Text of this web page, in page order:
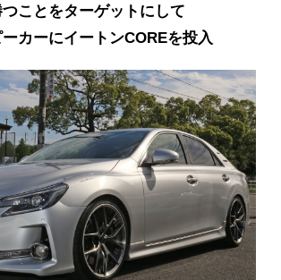
ことをターゲットにして
カーにイートンCOREを投入